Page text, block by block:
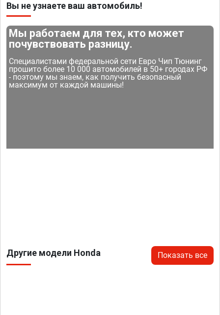
Вы не узнаете ваш автомобиль!
Мы работаем для тех, кто может
почувствовать разницу.
Специалистами федеральной сети Евро Чип Тюнинг
прошито более 10 000 автомобилей в 50+ городах РФ
- поэтому мы знаем, как получить безопасный
максимум от каждой машины!
Другие модели Honda Показать все